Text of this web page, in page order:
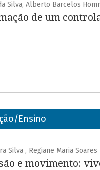
Silva, Alberto Barcelos
de um
Ensino
Silva , Regiane Maria Soares
e movimento: